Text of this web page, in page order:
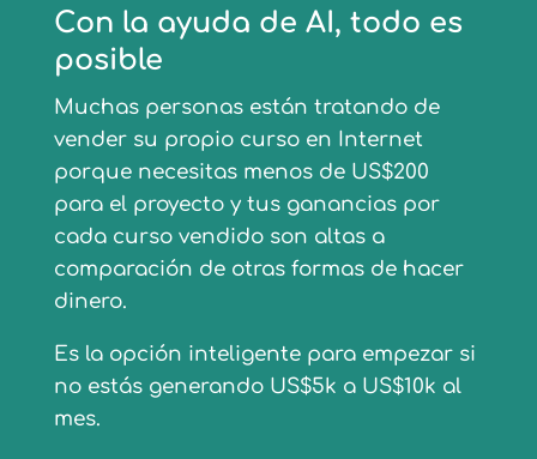
Con la ayuda de AI, todo es
posible
Muchas personas están tratando de
vender su propio curso en Internet
porque necesitas menos de US$200
para el proyecto y tus ganancias por
cada curso vendido son altas a
comparación de otras formas de hacer
dinero.
Es la opción inteligente para empezar si
no estás generando US$5k a US$10k al
mes.